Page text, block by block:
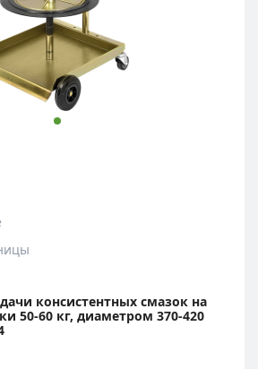
консистентных смазок на
50-60 кг, диаметром 370-420